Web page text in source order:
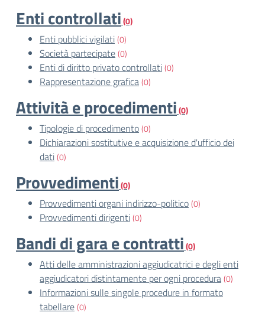
Enti controllati(0)
Enti pubblici vigilati(0)
Società partecipate(0)
Enti di diritto privato controllati(0)
Rappresentazione grafica(0)
Attività e procedimenti(0)
Tipologie di procedimento(0)
Dichiarazioni sostitutive e acquisizione d'ufficio dei
dati(0)
Provvedimenti(0)
Provvedimenti organi indirizzo-politico(0)
Provvedimenti dirigenti(0)
Bandi di gara e contratti(0)
Atti delle amministrazioni aggiudicatrici e degli enti
aggiudicatori distintamente per ogni procedura(0)
Informazioni sulle singole procedure in formato
tabellare(0)